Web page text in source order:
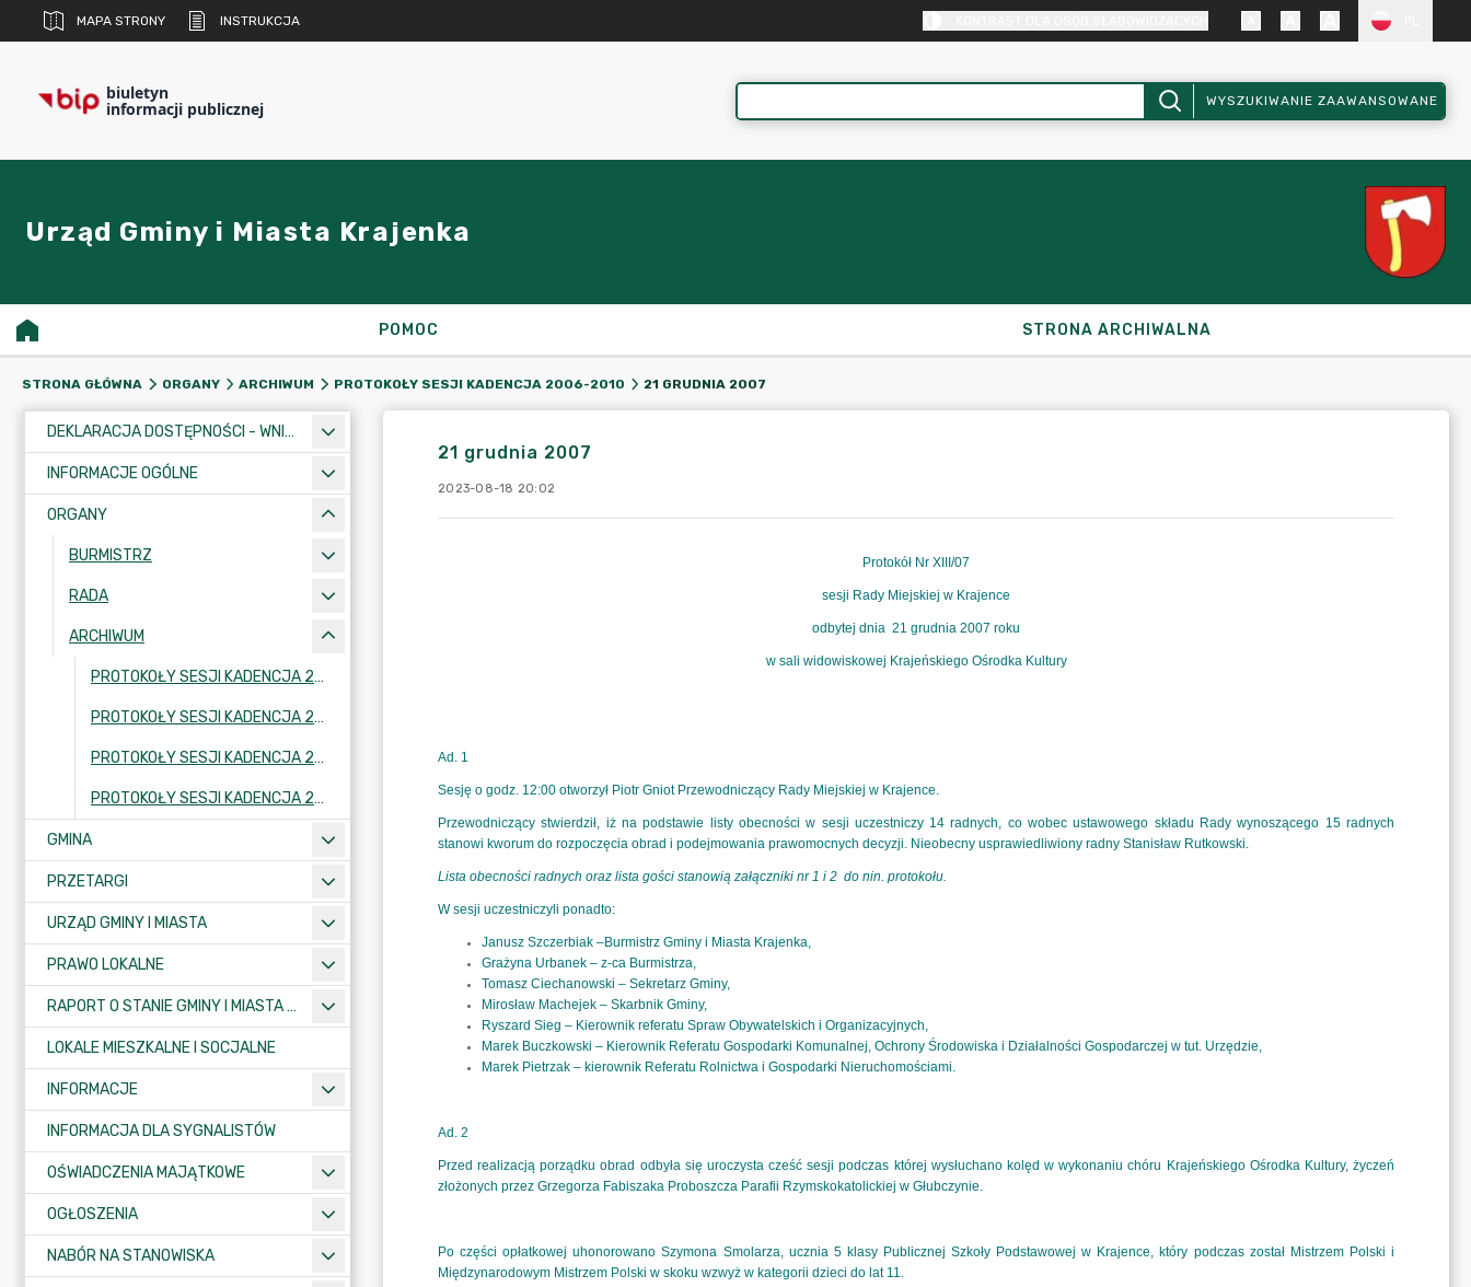
MAPA STRONY INSTRUKCJA
biuletyn
informacji publicznej WYSZUKIWANIE ZAAWANSOWANE
Urząd Gminy i Miasta Krajenka
POMOC STRONA ARCHIWALNA
STRONA GŁÓWNA ORGANY ARCHIWUM PROTOKOŁY SESJI KADENCJA 2006-2010 21 GRUDNIA 2007
DEKLARACJA DOSTĘPNOŚCI - WNIOSEK
INFORMACJE OGÓLNE
ORGANY
BURMISTRZ
RADA
ARCHIWUM
PROTOKOŁY SESJI KADENCJA 2014-2018
PROTOKOŁY SESJI KADENCJA 2010-2014
PROTOKOŁY SESJI KADENCJA 2006-2010
PROTOKOŁY SESJI KADENCJA 2002-2006
GMINA
PRZETARGI
URZĄD GMINY I MIASTA
PRAWO LOKALNE
RAPORT O STANIE GMINY I MIASTA KRAJENKA
LOKALE MIESZKALNE I SOCJALNE
INFORMACJE
INFORMACJA DLA SYGNALISTÓW
OŚWIADCZENIA MAJĄTKOWE
OGŁOSZENIA
NABÓR NA STANOWISKA
21 grudnia 2007
2023-08-18 20:02